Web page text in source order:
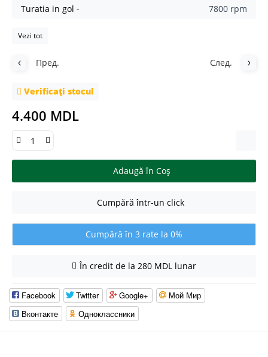
Turatia in gol -
7800 rpm
Vezi tot
Пред. След.
Verificați stocul
4.400 MDL
Adaugă în Coş
Cumpără într-un click
Cumpără în 3 rate la 0%
În credit de la 280 MDL lunar
Facebook Twitter Google+
Мой Мир
Вконтакте
Одноклассники